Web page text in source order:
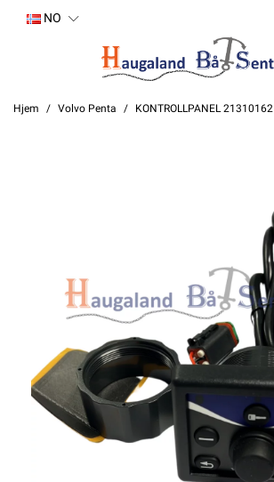
NO
Hjem Volvo Penta KONTROLLPANEL 21310162